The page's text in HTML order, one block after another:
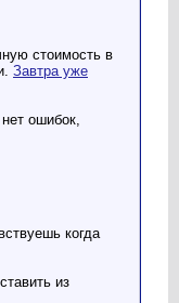
стоимость в
Завтра уже
ошибок,
когда
из